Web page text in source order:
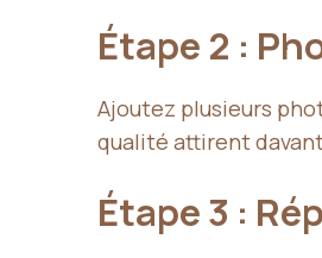
Étape 2 :
Ajoutez plusieurs
qualité attirent
Étape 3 :